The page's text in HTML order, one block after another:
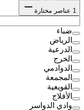
1 عناصر مختارة
ضباء
الرياض
الدرعية
الخرج
الدوادمي
المجمعة
القويعية
الأفلاج
وادي الدواسر